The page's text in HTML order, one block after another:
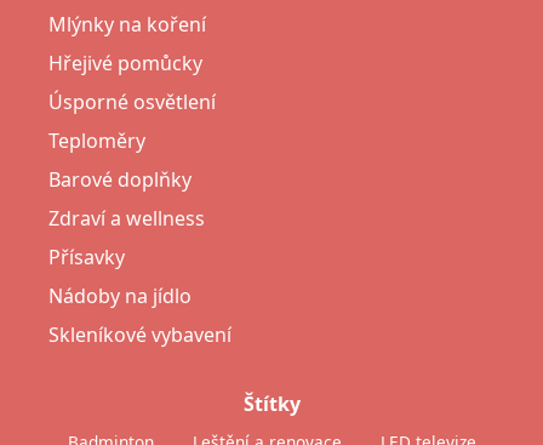
Mlýnky na koření
Hřejivé pomůcky
Úsporné osvětlení
Teploměry
Barové doplňky
Zdraví a wellness
Přísavky
Nádoby na jídlo
Skleníkové vybavení
Štítky